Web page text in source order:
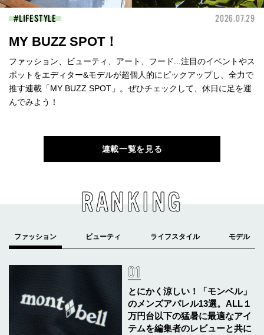
LIFESTYLE 2026.07.29
MY BUZZ SPOT！
ファッション、ビューティ、アート、フード...注目のイベントやス
ポットをエディター&モデルが超個人的にピックアップし、全力で
推す連載「MY BUZZ SPOT」。ぜひチェックして、休日に足を運
んでみよう！
連載一覧を見る
RANKING
とにかく涼しい！「モンベル」
のメンズアパレル13選。ALL１
万円台以下の猛暑に最適なアイ
テムを編集者のレビューと共に